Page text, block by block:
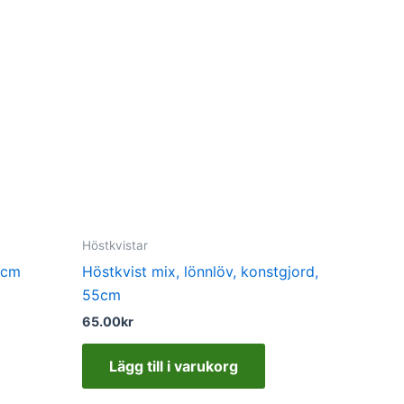
Höstkvistar
Höstkvist mix, lönnlöv, konstgjord,
55cm
65.00kr
Lägg till i varukorg